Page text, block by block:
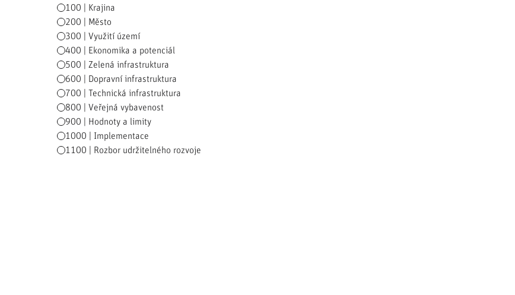
100 | Krajina
200 | Město
300 | Využití území
400 | Ekonomika a potenciál
500 | Zelená infrastruktura
600 | Dopravní infrastruktura
700 | Technická infrastruktura
800 | Veřejná vybavenost
900 | Hodnoty a limity
1000 | Implementace
1100 | Rozbor udržitelného rozvoje